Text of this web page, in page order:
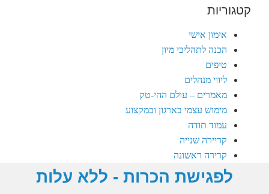
קטגוריות
אימון אישי
הכנה לתהליכי מיון
טיפים
ליווי מנהלים
מאמרים – עולם ההי-טק
מימוש עצמי בארגון ובמקצוע
עמוד תודה
קריירה שנייה
קרירה ראשונה
לפגישת הכרות - ללא עלות